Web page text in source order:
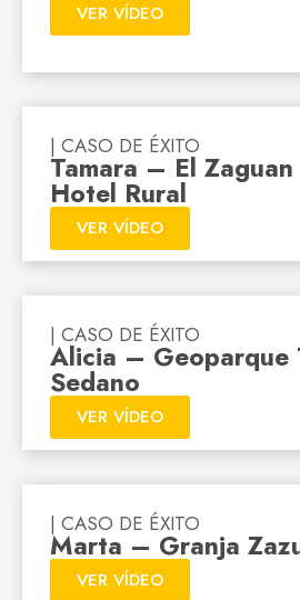
VER VÍDEO
| CASO DE ÉXITO
Tamara – El Zaguan
Hotel Rural
VER VÍDEO
| CASO DE ÉXITO
Alicia – Geoparque
Sedano
VER VÍDEO
| CASO DE ÉXITO
Marta – Granja
VER VÍDEO